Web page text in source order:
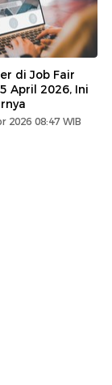
di Job Fair
April 2026, Ini
2026 08:47 WIB